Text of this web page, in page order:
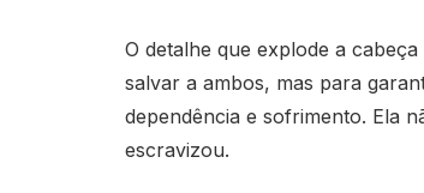
O detalhe que explode a
salvar a ambos, mas para
dependência e sofrimento. Ela
escravizou.